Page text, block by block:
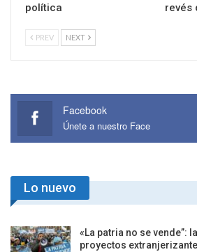
política
revés
PREV NEXT
Facebook
Únete a nuestro Face
Lo nuevo
«La patria no se vende”:
proyectos